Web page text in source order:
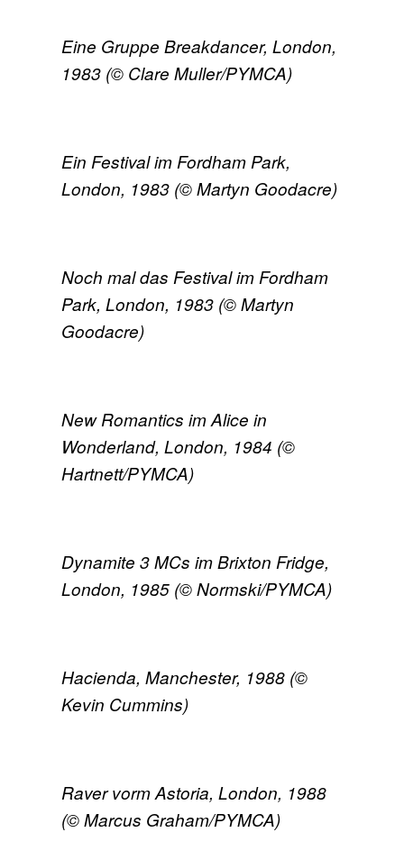
Eine Gruppe Breakdancer, London,
1983 (© Clare Muller/PYMCA)
Ein Festival im Fordham Park,
London, 1983 (© Martyn Goodacre)
Noch mal das Festival im Fordham
Park, London, 1983 (© Martyn
Goodacre)
New Romantics im Alice in
Wonderland, London, 1984 (©
Hartnett/PYMCA)
Dynamite 3 MCs im Brixton Fridge,
London, 1985 (© Normski/PYMCA)
Hacienda, Manchester, 1988 (©
Kevin Cummins)
Raver vorm Astoria, London, 1988
(© Marcus Graham/PYMCA)